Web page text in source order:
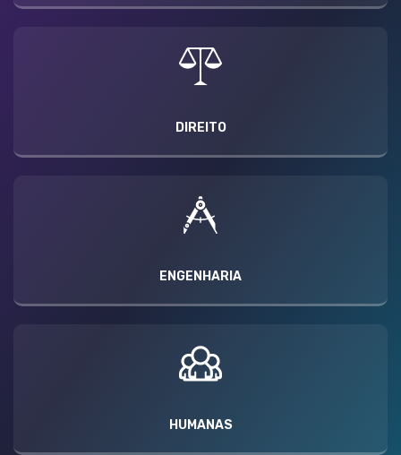
DIREITO
ENGENHARIA
HUMANAS